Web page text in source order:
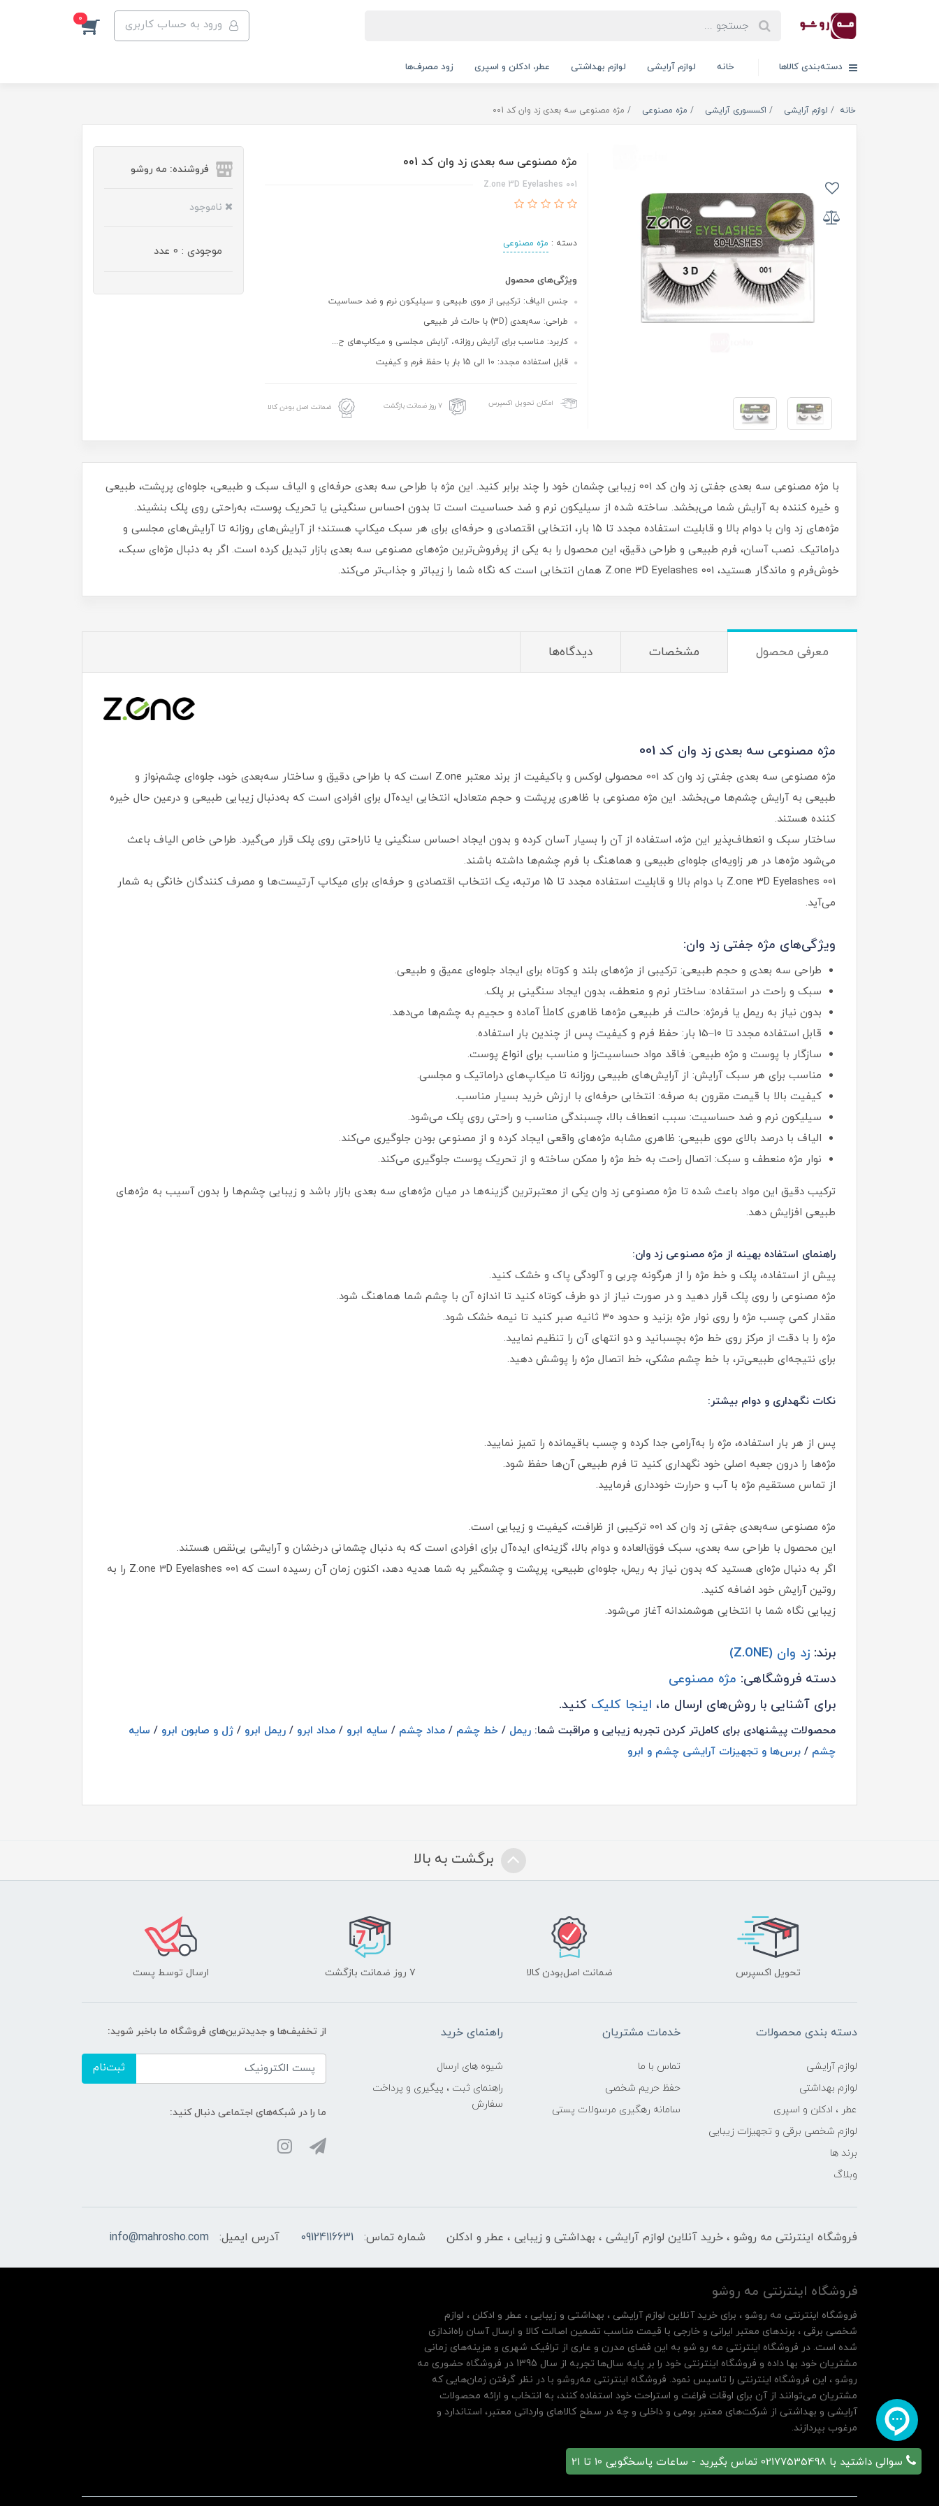
ورود به حساب کاربری 0
دسته‌بندی کالاها خانه لوازم آرایشی لوازم بهداشتی عطر، ادکلن و اسپری زود مصرف‌ها
خانه لوازم آرایشی اکسسوری آرایشی مژه مصنوعی مژه مصنوعی سه بعدی زد وان کد 001
مژه مصنوعی سه بعدی زد وان کد 001
Z.one 3D Eyelashes 001
دسته : مژه مصنوعی
ویژگی‌های محصول
جنس الیاف: ترکیبی از موی طبیعی و سیلیکون نرم و ضد حساسیت
طراحی: سه‌بعدی (3D) با حالت فر طبیعی
کاربرد: مناسب برای آرایش روزانه، آرایش مجلسی و میکاپ‌های ح...
قابل استفاده مجدد: 10 الی 15 بار با حفظ فرم و کیفیت
امکان تحویل اکسپرس ۷ روز ضمانت بازگشت ضمانت اصل بودن کالا
فروشنده: مه رو‌شو
ناموجود
موجودی : 0 عدد
با مژه مصنوعی سه‌ بعدی جفتی زد وان کد 001 زیبایی چشمان خود را چند برابر کنید. این مژه با طراحی سه‌ بعدی حرفه‌ای و الیاف سبک و طبیعی، جلوه‌ای پرپشت، طبیعی
و خیره‌ کننده به آرایش شما می‌بخشد. ساخته‌ شده از سیلیکون نرم و ضد حساسیت است تا بدون احساس سنگینی یا تحریک پوست، به‌راحتی روی پلک بنشیند.
مژه‌های زد وان با دوام بالا و قابلیت استفاده مجدد تا ۱۵ بار، انتخابی اقتصادی و حرفه‌ای برای هر سبک میکاپ هستند؛ از آرایش‌های روزانه تا آرایش‌های مجلسی و
دراماتیک. نصب آسان، فرم طبیعی و طراحی دقیق، این محصول را به یکی از پرفروش‌ترین مژه‌های مصنوعی سه‌ بعدی بازار تبدیل کرده است. اگر به دنبال مژه‌ای سبک،
خوش‌فرم و ماندگار هستید، Z.one 3D Eyelashes 001 همان انتخابی است که نگاه شما را زیباتر و جذاب‌تر می‌کند.
معرفی محصول مشخصات دیدگاه‌ها
مژه مصنوعی سه‌ بعدی زد وان کد 001
مژه مصنوعی سه‌ بعدی جفتی زد وان کد 001 محصولی لوکس و باکیفیت از برند معتبر Z.one است که با طراحی دقیق و ساختار سه‌بعدی خود، جلوه‌ای چشم‌نواز و
طبیعی به آرایش چشم‌ها می‌بخشد. این مژه مصنوعی با ظاهری پرپشت و حجم متعادل، انتخابی ایده‌آل برای افرادی است که به‌دنبال زیبایی طبیعی و درعین‌ حال خیره‌
کننده هستند.
ساختار سبک و انعطاف‌پذیر این مژه، استفاده از آن را بسیار آسان کرده و بدون ایجاد احساس سنگینی یا ناراحتی روی پلک قرار می‌گیرد. طراحی خاص الیاف باعث
می‌شود مژه‌ها در هر زاویه‌ای جلوه‌ای طبیعی و هماهنگ با فرم چشم‌ها داشته باشند.
Z.one 3D Eyelashes 001 با دوام بالا و قابلیت استفاده مجدد تا ۱۵ مرتبه، یک انتخاب اقتصادی و حرفه‌ای برای میکاپ آرتیست‌ها و مصرف‌ کنندگان خانگی به شمار
می‌آید.
ویژگی‌های مژه جفتی زد وان:
طراحی سه‌ بعدی و حجم طبیعی: ترکیبی از مژه‌های بلند و کوتاه برای ایجاد جلوه‌ای عمیق و طبیعی.
سبک و راحت در استفاده: ساختار نرم و منعطف، بدون ایجاد سنگینی بر پلک.
بدون نیاز به ریمل یا فرمژه: حالت فر طبیعی مژه‌ها ظاهری کاملاً آماده و حجیم به چشم‌ها می‌دهد.
قابل استفاده مجدد تا 10–15 بار: حفظ فرم و کیفیت پس از چندین بار استفاده.
سازگار با پوست و مژه طبیعی: فاقد مواد حساسیت‌زا و مناسب برای انواع پوست.
مناسب برای هر سبک آرایش: از آرایش‌های طبیعی روزانه تا میکاپ‌های دراماتیک و مجلسی.
کیفیت بالا با قیمت مقرون‌ به‌ صرفه: انتخابی حرفه‌ای با ارزش خرید بسیار مناسب.
سیلیکون نرم و ضد حساسیت: سبب انعطاف بالا، چسبندگی مناسب و راحتی روی پلک می‌شود.
الیاف با درصد بالای موی طبیعی: ظاهری مشابه مژه‌های واقعی ایجاد کرده و از مصنوعی بودن جلوگیری می‌کند.
نوار مژه منعطف و سبک: اتصال راحت به خط مژه را ممکن ساخته و از تحریک پوست جلوگیری می‌کند.
ترکیب دقیق این مواد باعث شده تا مژه مصنوعی زد وان یکی از معتبرترین گزینه‌ها در میان مژه‌های سه‌ بعدی بازار باشد و زیبایی چشم‌ها را بدون آسیب به مژه‌های
طبیعی افزایش دهد.
راهنمای استفاده بهینه از مژه مصنوعی زد وان:
پیش از استفاده، پلک و خط مژه را از هرگونه چربی و آلودگی پاک و خشک کنید.
مژه مصنوعی را روی پلک قرار دهید و در صورت نیاز از دو طرف کوتاه کنید تا اندازه آن با چشم شما هماهنگ شود.
مقدار کمی چسب مژه را روی نوار مژه بزنید و حدود ۳۰ ثانیه صبر کنید تا نیمه‌ خشک شود.
مژه را با دقت از مرکز روی خط مژه بچسبانید و دو انتهای آن را تنظیم نمایید.
برای نتیجه‌ای طبیعی‌تر، با خط چشم مشکی، خط اتصال مژه را پوشش دهید.
نکات نگهداری و دوام بیشتر:
پس از هر بار استفاده، مژه را به‌آرامی جدا کرده و چسب باقیمانده را تمیز نمایید.
مژه‌ها را درون جعبه اصلی خود نگهداری کنید تا فرم طبیعی آن‌ها حفظ شود.
از تماس مستقیم مژه با آب و حرارت خودداری فرمایید.
مژه مصنوعی سه‌بعدی جفتی زد وان کد 001 ترکیبی از ظرافت، کیفیت و زیبایی است.
این محصول با طراحی سه‌ بعدی، سبک فوق‌العاده و دوام بالا، گزینه‌ای ایده‌آل برای افرادی است که به دنبال چشمانی درخشان و آرایشی بی‌نقص هستند.
اگر به‌ دنبال مژه‌ای هستید که بدون نیاز به ریمل، جلوه‌ای طبیعی، پرپشت و چشمگیر به شما هدیه دهد، اکنون زمان آن رسیده است که Z.one 3D Eyelashes 001 را به
روتین آرایش خود اضافه کنید.
زیبایی نگاه شما با انتخابی هوشمندانه آغاز می‌شود.
برند: زد وان (Z.ONE)
دسته فروشگاهی: مژه مصنوعی
برای آشنایی با روش‌های ارسال ما، اینجا کلیک کنید.
محصولات پیشنهادی برای کامل‌تر کردن تجربه زیبایی و مراقبت شما: ریمل / خط چشم / مداد چشم / سایه ابرو / مداد ابرو / ریمل ابرو / ژل و صابون ابرو / سایه
چشم / برس‌ها و تجهیزات آرایشی چشم و ابرو
برگشت به بالا
تحویل اکسپرس ضمانت اصل‌بودن کالا ۷ روز ضمانت بازگشت ارسال توسط پست
دسته بندی محصولات
لوازم آرایشی
لوازم بهداشتی
عطر ، ادکلن و اسپری
لوازم شخصی برقی و تجهیزات زیبایی
برند ها
وبلاگ
خدمات مشتریان
تماس با ما
حفظ حریم شخصی
سامانه رهگیری مرسولات پستی
راهنمای خرید
شیوه های ارسال
راهنمای ثبت ، پیگیری و پرداخت
سفارش
از تخفیف‌ها و جدیدترین‌های فروشگاه ما باخبر شوید:
ثبت‌نام
ما را در شبکه‌های اجتماعی دنبال کنید:
فروشگاه اینترنتی مه‌ رو‌شو ، خرید آنلاین لوازم آرایشی ، بهداشتی و زیبایی ، عطر و ادکلن شماره تماس: 09124116631 آدرس ایمیل: info@mahrosho.com
سوالی داشتید با 02177535498 تماس بگیرید - ساعات پاسخگویی 10 تا 21
فروشگاه اینترنتی مه‌ رو‌شو
فروشگاه اینترنتی مه‌ رو‌شو ، برای خرید آنلاین لوازم آرایشی ، بهداشتی و زیبایی ، عطر و ادکلن ، لوازم
شخصی برقی ، برندهای معتبر ایرانی و خارجی با قیمت مناسب تضمین اصالت کالا و ارسال آسان راه‌اندازی
شده است. در فروشگاه اینترنتی مه رو شو به این فضای مدرن و عاری از ترافیک شهری و هزینه‌های زمانی
مشتریان خود بها داده و فروشگاه اینترنتی خود را بر پایه سال‌ها تجربه از سال 1395 در فروشگاه حضوری مه
روشو ، این فروشگاه اینترنتی را تاسیس نمود. فروشگاه اینترنتی مه‌رو‌شو با در نظر گرفتن زمان‌هایی که
مشتریان می‌توانند از آن‌ برای اوقات فراغت و استراحت خود استفاده کنند، به انتخاب و ارائه محصولات
آرایشی و بهداشتی از شرکت‌های معتبر بومی و داخلی و چه در سطح کالاهای وارداتی معتبر، استاندارد و
مرغوب بپردازند.